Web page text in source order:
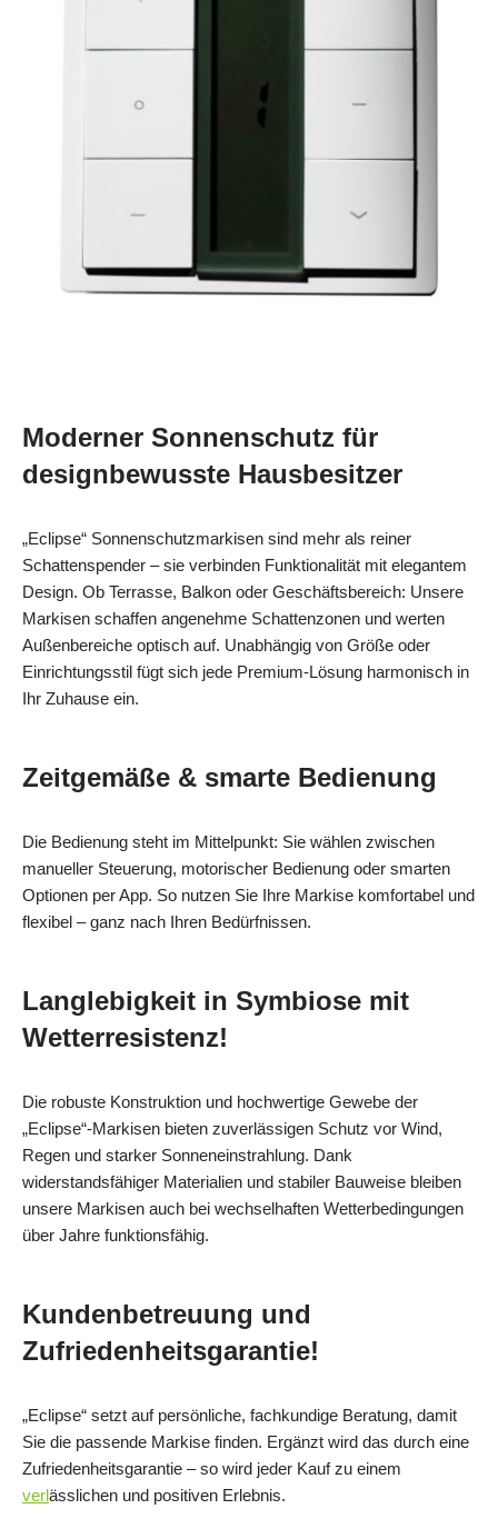
Moderner Sonnenschutz für
designbewusste Hausbesitzer
„Eclipse“ Sonnenschutzmarkisen sind mehr als reiner
Schattenspender – sie verbinden Funktionalität mit elegantem
Design. Ob Terrasse, Balkon oder Geschäftsbereich: Unsere
Markisen schaffen angenehme Schattenzonen und werten
Außenbereiche optisch auf. Unabhängig von Größe oder
Einrichtungsstil fügt sich jede Premium-Lösung harmonisch in
Ihr Zuhause ein.
Zeitgemäße & smarte Bedienung
Die Bedienung steht im Mittelpunkt: Sie wählen zwischen
manueller Steuerung, motorischer Bedienung oder smarten
Optionen per App. So nutzen Sie Ihre Markise komfortabel und
flexibel – ganz nach Ihren Bedürfnissen.
Langlebigkeit in Symbiose mit
Wetterresistenz!
Die robuste Konstruktion und hochwertige Gewebe der
„Eclipse“-Markisen bieten zuverlässigen Schutz vor Wind,
Regen und starker Sonneneinstrahlung. Dank
widerstandsfähiger Materialien und stabiler Bauweise bleiben
unsere Markisen auch bei wechselhaften Wetterbedingungen
über Jahre funktionsfähig.
Kundenbetreuung und
Zufriedenheitsgarantie!
„Eclipse“ setzt auf persönliche, fachkundige Beratung, damit
Sie die passende Markise finden. Ergänzt wird das durch eine
Zufriedenheitsgarantie – so wird jeder Kauf zu einem
verlässlichen und positiven Erlebnis.